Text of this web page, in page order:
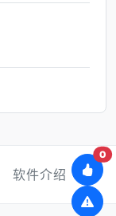
0
软件介绍